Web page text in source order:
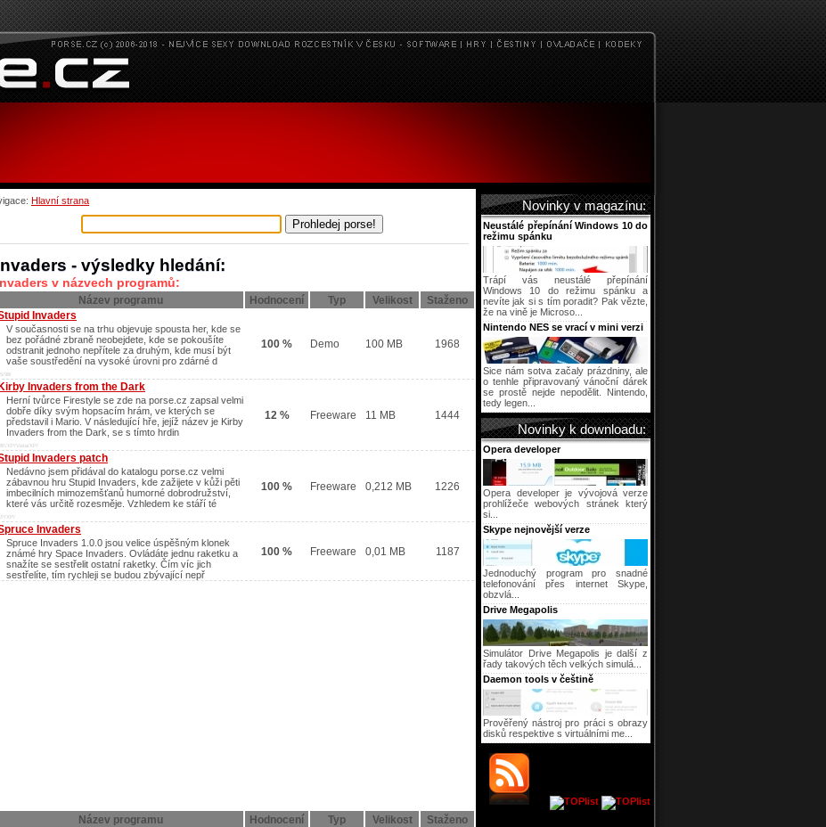
Hlavní strana
- výsledky hledání:
v názvech programů:
Název programu Hodnocení Typ Velikost
Staženo
Invaders
V současnosti se na trhu objevuje spousta her, kde se
bez pořádné zbraně neobejdete, kde se pokoušíte
odstranit jednoho nepřítele za druhým, kde musí být
vaše soustředění na vysoké úrovni pro zdárné d
98/
100 % Demo 100 MB 1968
Kirby Invaders from the Dark
Herní tvůrce Firestyle se zde na porse.cz zapsal velmi
dobře díky svým hopsacím hrám, ve kterých se
představil i Mario. V následující hře, jejíž název je Kirby
Invaders from the Dark, se s tímto hrdin
XP/Vista/XP/
12 % Freeware 11 MB 1444
Invaders patch
Nedávno jsem přidával do katalogu porse.cz velmi
zábavnou hru Stupid Invaders, kde zažijete v kůži pěti
imbecilních mimozemšťanů humorné dobrodružství,
které vás určitě rozesměje. Vzhledem ke stáří té
XP/
100 % Freeware 0,212 MB 1226
Invaders
Spruce Invaders 1.0.0 jsou velice úspěšným klonek
známé hry Space Invaders. Ovládáte jednu raketku a
snažíte se sestřelit ostatní raketky. Čím víc jich
sestřelíte, tím rychleji se budou zbývající nepř
100 % Freeware 0,01 MB 1187
Název programu Hodnocení Typ Velikost
Staženo
Novinky v magazínu:
Neustálé přepínání Windows 10 do
režimu spánku
Trápí vás neustálé přepínání
Windows 10 do režimu spánku a
nevíte jak si s tím poradit? Pak vězte,
že na vině je Microso...
Nintendo NES se vrací v mini verzi
Sice nám sotva začaly prázdniny, ale
o tenhle připravovaný vánoční dárek
se prostě nejde nepodělit. Nintendo,
tedy legen...
Novinky k downloadu:
Opera developer
Opera developer je vývojová verze
prohlížeče webových stránek který
si...
Skype nejnovější verze
Jednoduchý program pro snadné
telefonování přes internet Skype,
obzvlá...
Drive Megapolis
Simulátor Drive Megapolis je další z
řady takových těch velkých simulá...
Daemon tools v češtině
Prověřený nástroj pro práci s obrazy
disků respektive s virtuálními me...